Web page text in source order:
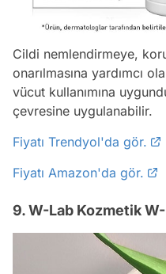
Cildi nemlendirmeye,
onarılmasına yardımcı
vücut kullanımına
çevresine uygulanabilir.
Fiyatı Trendyol'da gör.
Fiyatı Amazon'da gör.
9. W-Lab Kozmetik